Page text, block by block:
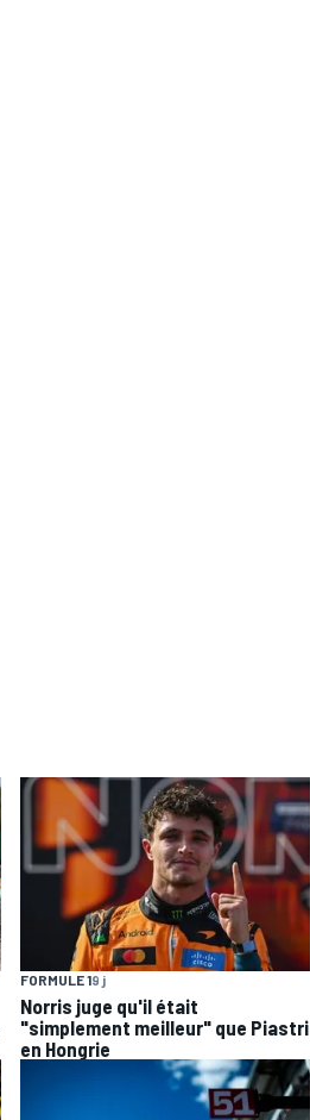
FORMULE 19 j
Norris juge qu'il était
"simplement meilleur" que Piastri
en Hongrie